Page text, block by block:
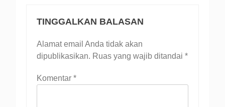
TINGGALKAN BALASAN
Alamat email Anda tidak akan
dipublikasikan. Ruas yang wajib ditandai *
Komentar *